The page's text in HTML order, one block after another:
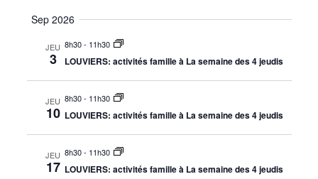
Sep 2026
JEU
3
8h30- 11h30
LOUVIERS: activités famille à La semaine des 4 jeudis
JEU
10
8h30- 11h30
LOUVIERS: activités famille à La semaine des 4 jeudis
JEU
17
8h30- 11h30
LOUVIERS: activités famille à La semaine des 4 jeudis